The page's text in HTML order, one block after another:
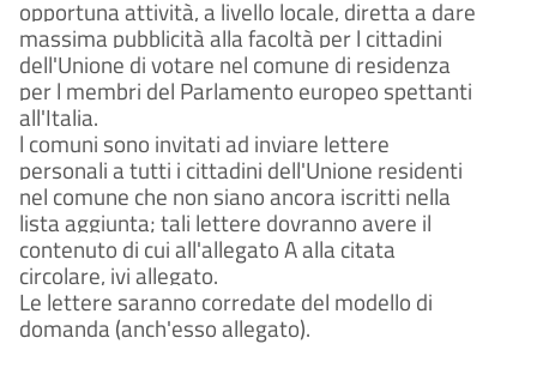
opportuna attività, a livello locale, diretta a dare
massima pubblicità alla facoltà per l cittadini
dell'Unione di votare nel comune di residenza
per l membri del Parlamento europeo spettanti
all'Italia.
l comuni sono invitati ad inviare lettere
personali a tutti i cittadini dell'Unione residenti
nel comune che non siano ancora iscritti nella
lista aggiunta; tali lettere dovranno avere il
contenuto di cui all'allegato A alla citata
circolare, ivi allegato.
Le lettere saranno corredate del modello di
domanda (anch'esso allegato).